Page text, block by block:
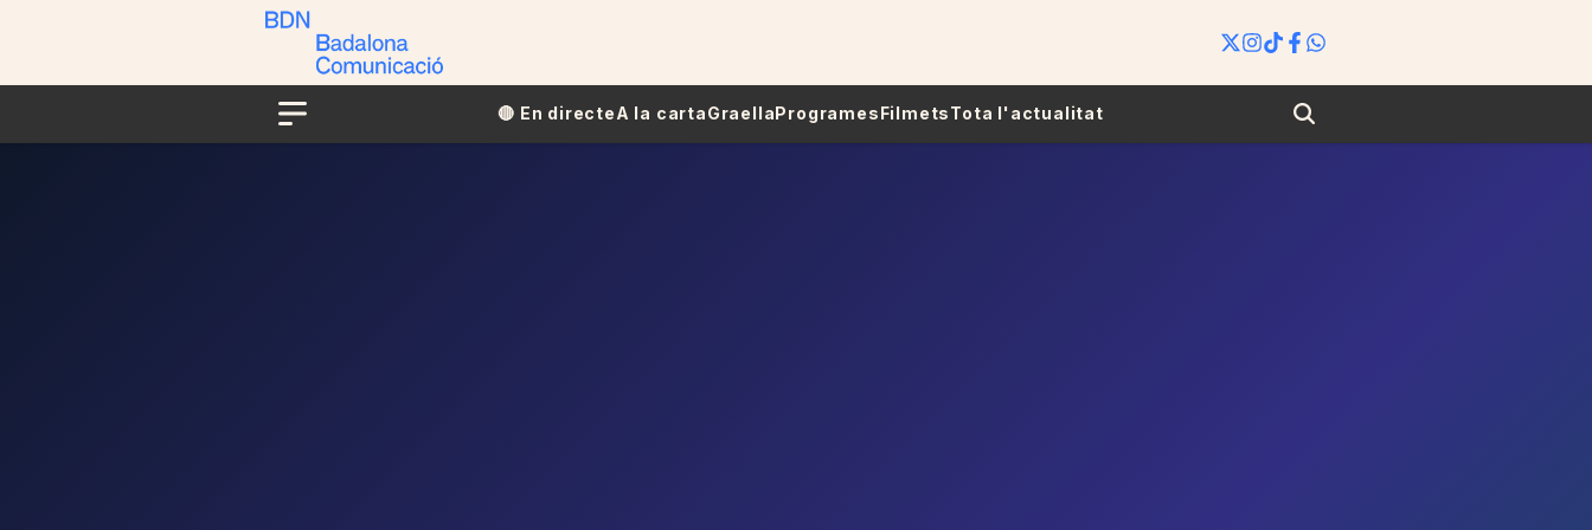
Menu
🔴​​ En directeA la cartaGraellaProgramesFilmetsTota l'actualitat Search